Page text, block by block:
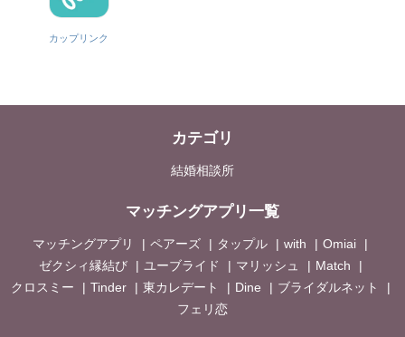
カップリンク
カテゴリ
結婚相談所
マッチングアプリ一覧
マッチングアプリ ペアーズ タップル with
Omiai
ゼクシィ縁結び
ユーブライド マリッシュ
Match
クロスミー
Tinder 東カレデート Dine
ブライダルネット
フェリ恋